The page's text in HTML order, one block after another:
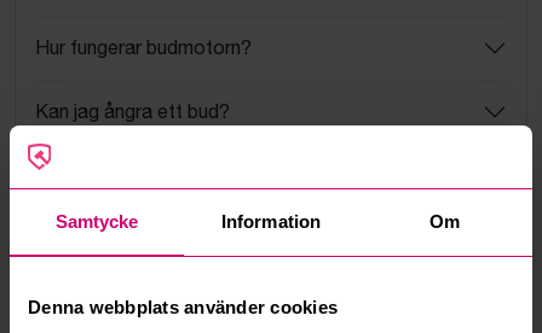
Samtycke Information Om
Denna webbplats använder cookies
Hur fungerar budmotorn?
Kan jag ångra ett bud?
Kan ni frakta mina vunna objekt?
Läs fler frågor och svar